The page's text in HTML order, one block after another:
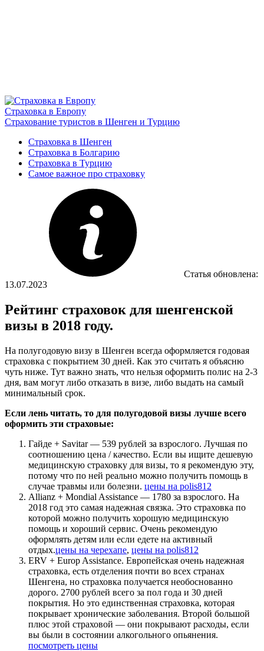
Страховка в Европу
Страхование туристов в Шенген и Турцию
Страховка в Шенген
Страховка в Болгарию
Страховка в Турцию
Самое важное про страховку
Статья обновлена:
13.07.2023
Рейтинг страховок для шенгенской
визы в 2018 году.
На полугодовую визу в Шенген всегда оформляется годовая
страховка с покрытием 30 дней. Как это считать я объясню
чуть ниже. Тут важно знать, что нельзя оформить полис на 2-3
дня, вам могут либо отказать в визе, либо выдать на самый
минимальный срок.
Если лень читать, то для полугодовой визы лучше всего
оформить эти страховые:
Гайде + Savitar — 539 рублей за взрослого. Лучшая по
соотношению цена / качество. Если вы ищите дешевую
медицинскую страховку для визы, то я рекомендую эту,
потому что по ней реально можно получить помощь в
случае травмы или болезни. цены на polis812
Allianz + Mondial Assistance — 1780 за взрослого. На
2018 год это самая надежная связка. Это страховка по
которой можно получить хорошую медицинскую
помощь и хороший сервис. Очень рекомендую
оформлять детям или если едете на активный
отдых.цены на черехапе, цены на polis812
ERV + Europ Assistance. Европейская очень надежная
страховка, есть отделения почти во всех странах
Шенгена, но страховка получается необоснованно
дорого. 2700 рублей всего за пол года и 30 дней
покрытия. Но это единственная страховка, которая
покрывает хронические заболевания. Второй большой
плюс этой страховой — они покрывают расходы, если
вы были в состоянии алкогольного опьянения.
посмотреть цены